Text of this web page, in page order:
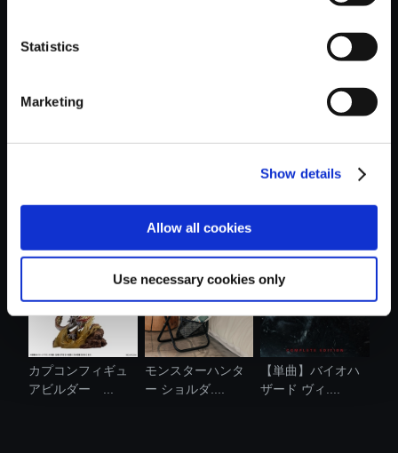
Statistics
Marketing
Show details
Allow all cookies
Use necessary cookies only
おすすめ商品
カプコンフィギュ
アビルダー ...
モンスターハンタ
ー ショルダ....
【単曲】バイオハ
ザード ヴィ....